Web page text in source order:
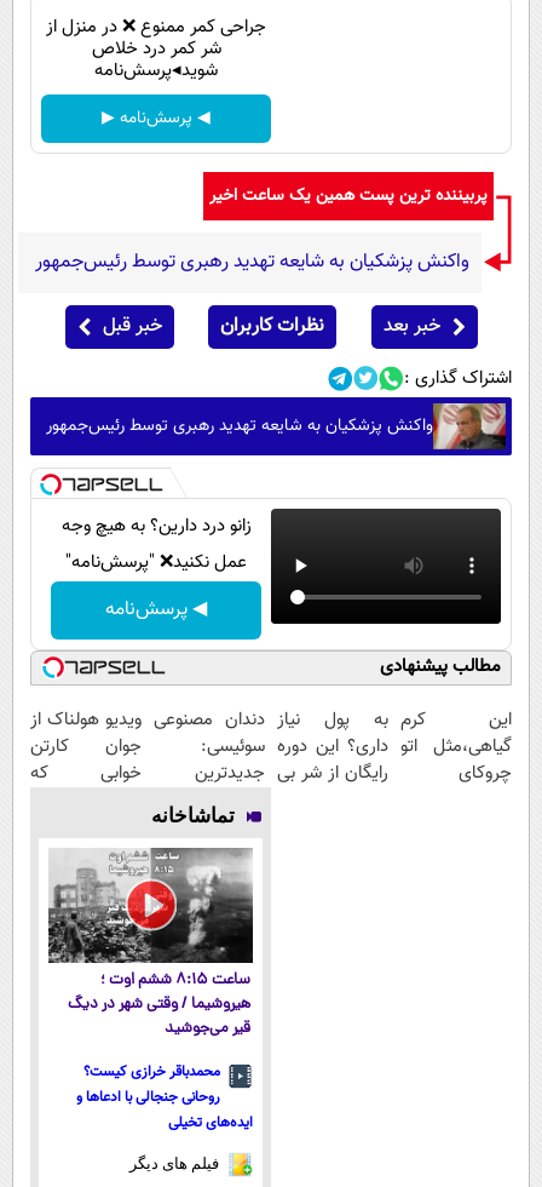
جراحی کمر ممنوع ❌ در منزل از
شر کمر درد خلاص
شوید◂پرسش‌نامه
◀ پرسش‌نامه ▶
پربیننده ترین پست همین یک ساعت اخیر
واکنش پزشکیان به شایعه تهدید رهبری توسط رئیس‌جمهور
خبر بعد نظرات کاربران خبر قبل
اشتراک گذاری :
واکنش پزشکیان به شایعه تهدید رهبری توسط رئیس‌جمهور
زانو درد دارین؟ به هیچ وجه
عمل نکنید❌ "پرسش‌نامه"
◀ پرسش‌نامه
مطالب پیشنهادی
این کرم
گیاهی،مثل اتو
چروکای
به پول نیاز
داری؟ این دوره
رایگان از شر بی
دندان مصنوعی
سوئیسی:
جدیدترین
فناوری اروپا،
سبک و مقاوم |
پرداخت قسطی
ویدیو هولناک از
جوان کارتن
خوابی که
تماشاخانه
ساعت ۸:۱۵ ششم اوت ؛
هیروشیما / وقتی شهر در دیگ
قیر می‌جوشید
محمدباقر خرازی کیست؟
روحانی جنجالی با ادعاها و
ایده‌های تخیلی
فیلم های دیگر